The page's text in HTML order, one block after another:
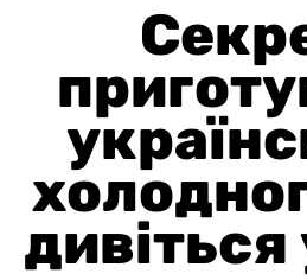
дивіться